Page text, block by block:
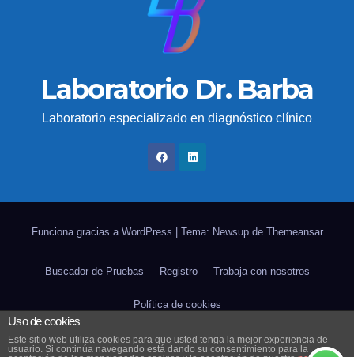
Laboratorio Dr. Barba
Laboratorio especializado en diagnóstico clínico
Funciona gracias a WordPress | Tema: Newsup de Themeansar
Buscador de Pruebas Registro Trabaja con nosotros
Política de cookies
POLÍTICA DE PROTECCIÓN DE DATOS DE NUESTROS
Uso de cookies
Este sitio web utiliza cookies para que usted tenga la mejor experiencia de
usuario. Si continúa navegando está dando su consentimiento para la